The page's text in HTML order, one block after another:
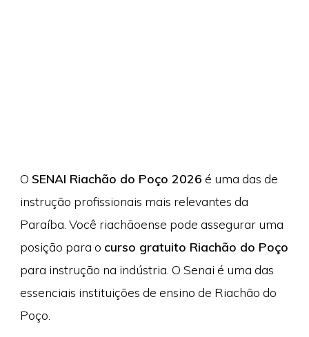
O SENAI Riachão do Poço 2026 é uma das de
instrução profissionais mais relevantes da
Paraíba. Você riachãoense pode assegurar uma
posição para o curso gratuito Riachão do Poço
para instrução na indústria. O Senai é uma das
essenciais instituições de ensino de Riachão do
Poço.